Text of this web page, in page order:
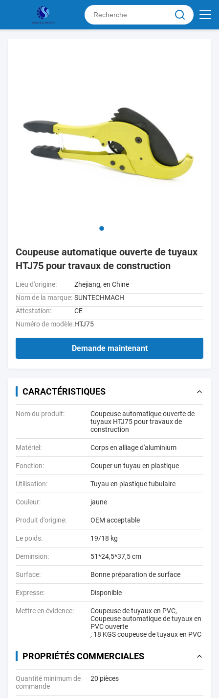
Coupeuse automatique ouverte de tuyaux
HTJ75 pour travaux de construction
Lieu d'origine:
Zhejiang, en Chine
Nom de la marque: SUNTECHMACH
Attestation:
CE
Numéro de modèle:HTJ75
Demande maintenant
CARACTÉRISTIQUES
Nom du produit:
Coupeuse automatique ouverte de
tuyaux HTJ75 pour travaux de
construction
Matériel: Corps en alliage d'aluminium
Fonction: Couper un tuyau en plastique
Utilisation: Tuyau en plastique tubulaire
Couleur: jaune
Produit d'origine: OEM acceptable
Le poids: 19/18 kg
Deminsion: 51*24,5*37,5 cm
Surface: Bonne préparation de surface
Expresse: Disponible
Mettre en évidence: Coupeuse de tuyaux en PVC,
Coupeuse automatique de tuyaux en
PVC ouverte
, 18 KGS coupeuse de tuyaux en PVC
PROPRIÉTÉS COMMERCIALES
Quantité minimum de
commande
20 pièces